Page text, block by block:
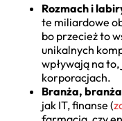
Rozmach i
te miliardowe
bo przecież to
unikalnych
wpływają na
korporacjach.
Branża,
jak IT, finanse (